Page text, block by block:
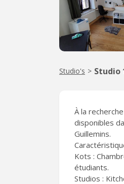
Studio's > Studio
À la
disponibles
Guillemins.
Kots :
étudiants.
Studios :